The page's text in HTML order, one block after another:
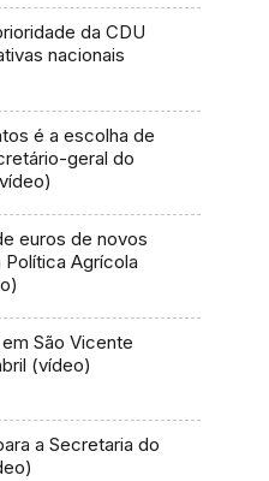
da CDU
nacionais
é a escolha de
geral do
euros de novos
Agrícola
São Vicente
(vídeo)
a Secretaria do